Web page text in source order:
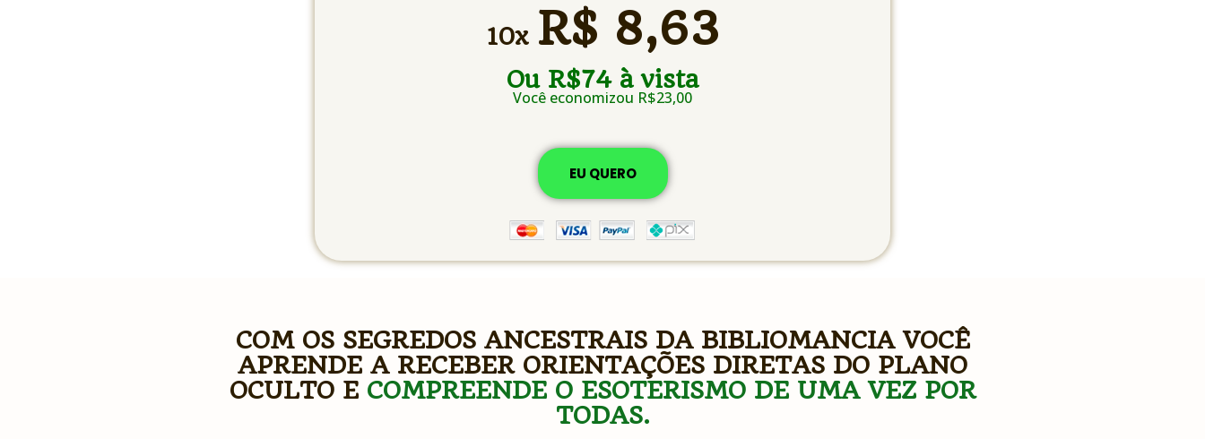
10x R$ 8,63
Ou R$74 à vista
Você economizou R$23,00
EU QUERO
COM OS SEGREDOS ANCESTRAIS DA BIBLIOMANCIA VOCÊ
APRENDE A RECEBER ORIENTAÇÕES DIRETAS DO PLANO
OCULTO E COMPREENDE O ESOTERISMO DE UMA VEZ POR
TODAS.